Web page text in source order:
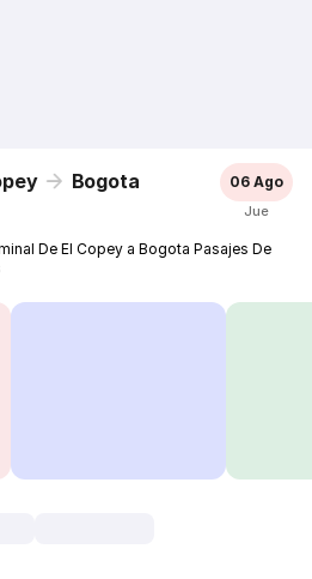
Bogota 06 Ago
Jue
De El Copey a Bogota Pasajes De